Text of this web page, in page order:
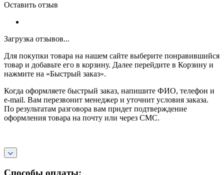
Оставить отзыв
Загрузка отзывов...
Для покупки товара на нашем сайте выберите понравившийся
товар и добавьте его в корзину. Далее перейдите в Корзину и
нажмите на «Быстрый заказ».
Когда оформляете быстрый заказ, напишите ФИО, телефон и
e-mail. Вам перезвонит менеджер и уточнит условия заказа.
По результатам разговора вам придет подтверждение
оформления товара на почту или через СМС.
Способы оплаты: